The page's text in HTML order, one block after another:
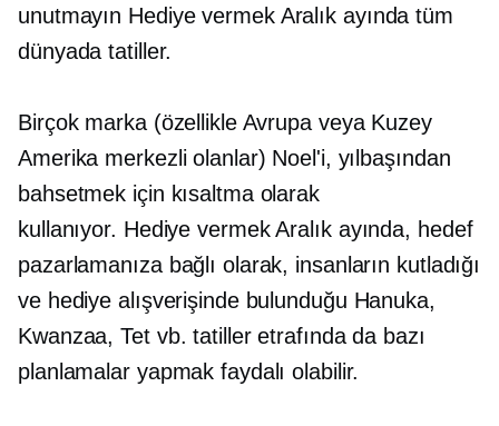
unutmayın Hediye vermekAralık ayında tüm
dünyada tatiller.
Birçok marka (özellikle Avrupa veya Kuzey
Amerika merkezli olanlar) Noel'i, yılbaşından
bahsetmek için kısaltma olarak
kullanıyor. Hediye vermekAralık ayında, hedef
pazarlamanıza bağlı olarak, insanların kutladığı
ve hediye alışverişinde bulunduğu Hanuka,
Kwanzaa, Tet vb. tatiller etrafında da bazı
planlamalar yapmak faydalı olabilir.